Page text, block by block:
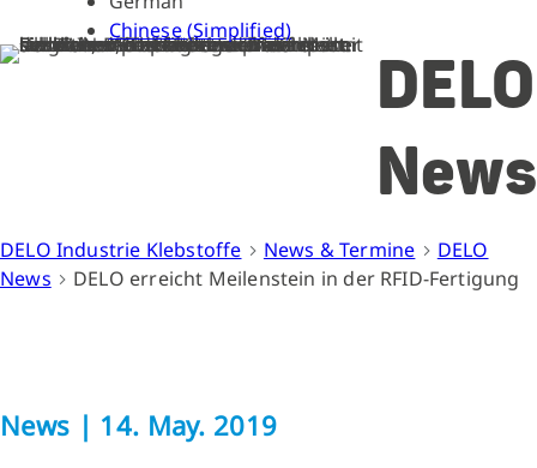
Chinese (Simplified)
DELO
News
DELO Industrie Klebstoffe News & Termine
DELO
News
DELO erreicht Meilenstein in der RFID-Fertigung
News | 14. May. 2019